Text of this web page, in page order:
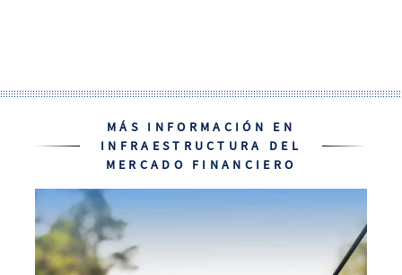
MÁS INFORMACIÓN EN
INFRAESTRUCTURA DEL
MERCADO FINANCIERO